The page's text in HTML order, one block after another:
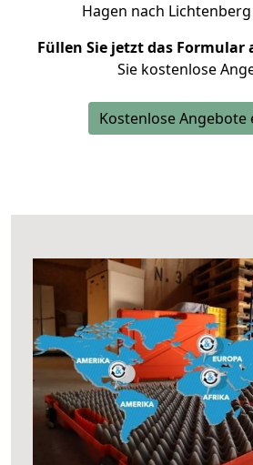
Hagen nach
Füllen Sie jetzt das Formular
Sie kostenlose
Kostenlose Angebote